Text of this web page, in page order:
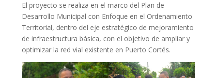
El proyecto se realiza en el marco del Plan de
Desarrollo Municipal con Enfoque en el Ordenamiento
Territorial, dentro del eje estratégico de mejoramiento
de infraestructura básica, con el objetivo de ampliar y
optimizar la red vial existente en Puerto Cortés.